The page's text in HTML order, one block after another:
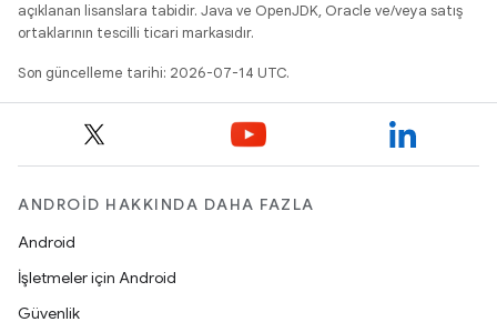
açıklanan lisanslara tabidir. Java ve OpenJDK, Oracle ve/veya satış
ortaklarının tescilli ticari markasıdır.
Son güncelleme tarihi: 2026-07-14 UTC.
ANDROID HAKKINDA DAHA FAZLA
Android
İşletmeler için Android
Güvenlik